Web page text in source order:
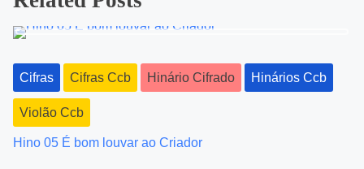
s
t
s
n
a
Cifras Cifras Ccb Hinário Cifrado Hinários Ccb
Violão Ccb
Hino 05 É bom louvar ao Criador